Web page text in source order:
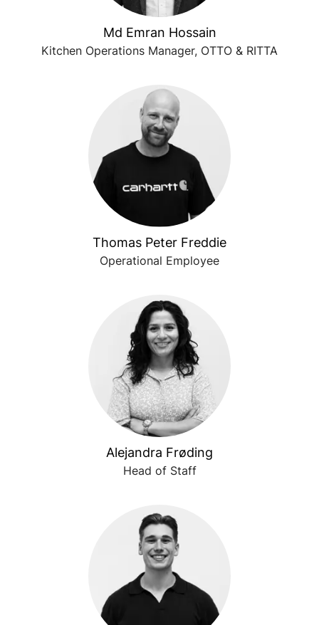
Md Emran Hossain
Kitchen Operations Manager, OTTO & RITTA
Thomas Peter Freddie
Operational Employee
Alejandra Frøding
Head of Staff